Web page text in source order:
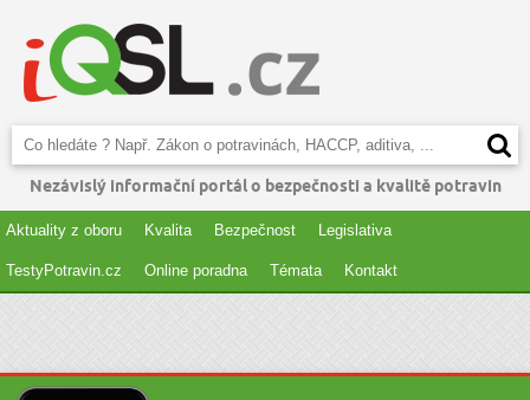
Nezávislý informační portál o bezpečnosti a kvalitě potravin
Aktuality z oboru Kvalita Bezpečnost Legislativa
TestyPotravin.cz Online poradna Témata Kontakt